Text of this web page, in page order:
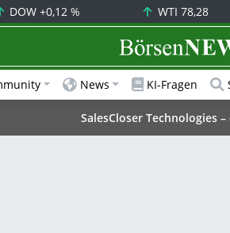
DOW+0,12 % WTI 78,28
BörsenNEWS.de
News KI-Fragen
SalesCloser Technologies